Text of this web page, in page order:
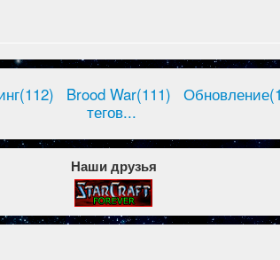
Brood War(111)
тегов...
Наши друзья